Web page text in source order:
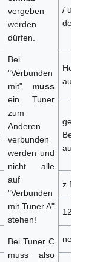
vergeben
werden
dürfen.
Bei
"Verbunden
mit" muss
ein Tuner
zum
Anderen
verbunden
werden und
nicht alle
auf
"Verbunden
mit Tuner A"
stehen!
Bei Tuner C
muss also
/ user
z.B.
1260
nein